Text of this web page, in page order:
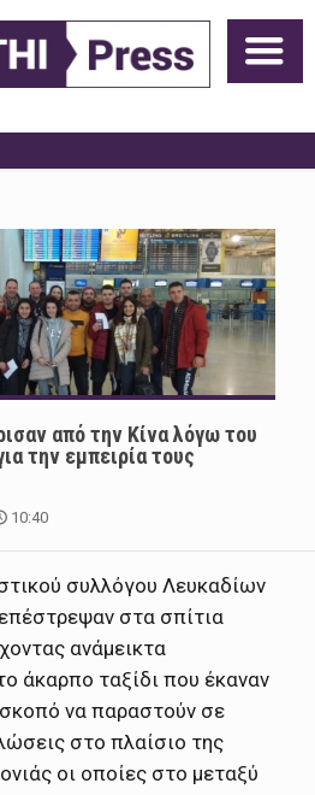
από την Κίνα λόγω του
την εμπειρία τους
10:40
συλλόγου Λευκαδίων
στα σπίτια
ανάμεικτα
άκαρπο ταξίδι που έκαναν
σκοπό να παραστούν σε
στο πλαίσιο της
οι οποίες στο μεταξύ